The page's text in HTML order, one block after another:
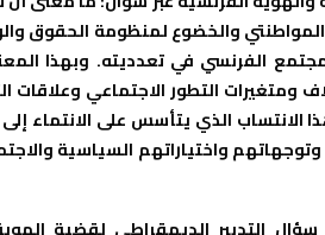
والخضوع لمنظومة الحقوق
المجتمع الفرنسي في تعدديته. وبهذا
التطور الاجتماعي وعلاقات
الانتساب الذي يتأسس على الانتماء
وتوجهاتهم واختياراتهم السياسية
التدبير الديمقراطي لقضية